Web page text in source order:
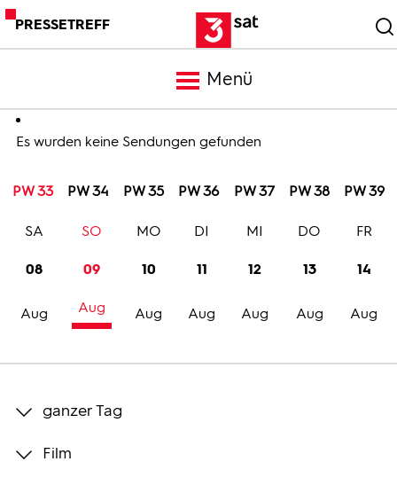
PRESSETREFF
Menü
Meldungen
Programm
Trailer
Bilder
Es wurden keine Sendungen gefunden
PW 33 PW 34 PW 35 PW 36 PW 37 PW 38 PW 39
08
Aug
SA
09
Aug
SO
10
Aug
MO
11
Aug
DI
12
Aug
MI
13
Aug
DO
14
Aug
FR
ganzer Tag
Film